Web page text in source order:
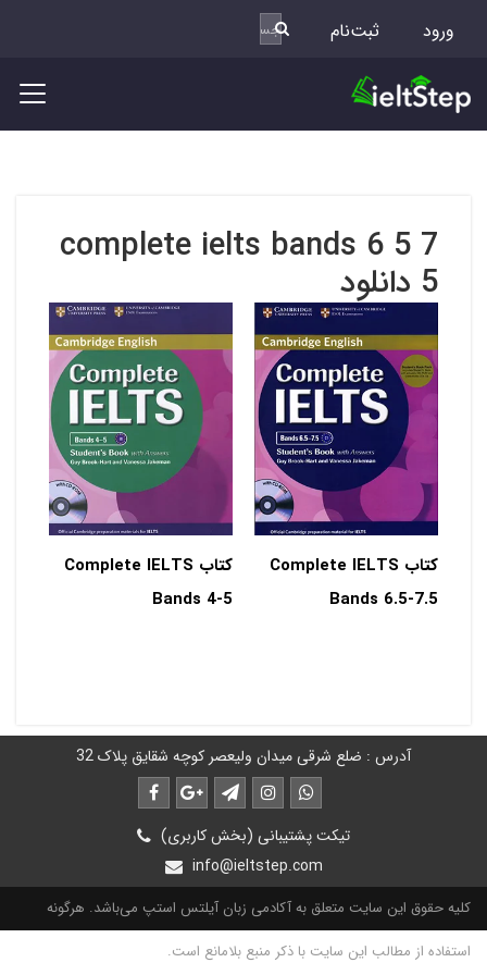
ورود ثبت‌نام
complete ielts bands 6 5 7
5 دانلود
کتاب Complete IELTS
Bands 6.5-7.5
کتاب Complete IELTS
Bands 4-5
آدرس : ضلع شرقی میدان ولیعصر کوچه شقایق پلاک 32
تیکت پشتیبانی (بخش کاربری)
info@ieltstep.com
کلیه حقوق این سایت متعلق به آکادمی زبان آیلتس استپ می‌باشد. هرگونه
استفاده از مطالب این سایت با ذکر منبع بلامانع است.